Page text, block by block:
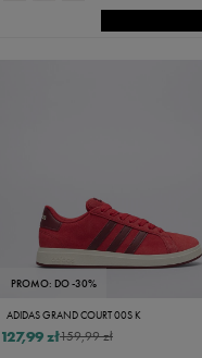
PROMO: DO -30%
ADIDAS GRAND COURT 00S K
159,99 zł
127,99 zł